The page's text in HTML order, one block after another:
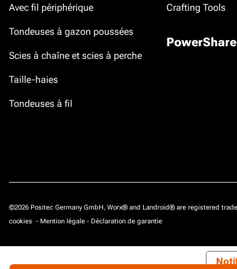
Avec fil périphérique
Tondeuses à gazon poussées
Scies à chaîne et scies à perche
Taille-haies
Tondeuses à fil
Crafting Tools
PowerShare
©2026 Positec Germany GmbH, Worx® and Landroid® are registered
cookies - Mention légale - Déclaration de garantie